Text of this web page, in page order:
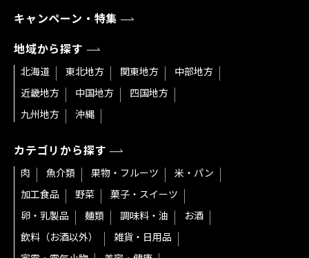
キャンペーン・特集
地域から探す
北海道 東北地方 関東地方
中部地方
近畿地方
中国地方
四国地方
九州地方
沖縄
カテゴリから探す
肉 魚介類 果物・フルーツ
米・パン
加工食品
野菜
菓子・スイーツ
卵・乳製品
麺類 調味料・油
お酒
飲料（お酒以外）
雑貨・日用品